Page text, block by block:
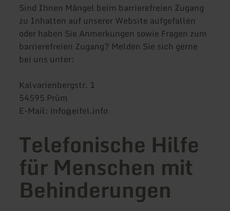
Sind Ihnen Mängel beim barrierefreien Zugang
zu Inhalten auf unserer Website aufgefallen
oder haben Sie Anmerkungen sowie Fragen zum
barrierefreien Zugang? Melden Sie sich gerne
bei uns unter:
Kalvarienbergstr. 1
54595 Prüm
E-Mail: info@eifel.info
Telefonische Hilfe
für Menschen mit
Behinderungen